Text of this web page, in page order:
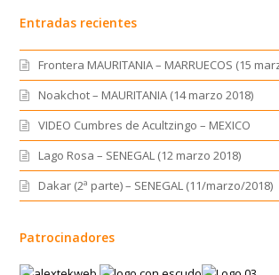
Entradas recientes
Frontera MAURITANIA – MARRUECOS (15
Noakchot – MAURITANIA (14 marzo 2018)
VIDEO Cumbres de Acultzingo – MEXICO
Lago Rosa – SENEGAL (12 marzo 2018)
Dakar (2ª parte) – SENEGAL (11/marzo/2018)
Patrocinadores